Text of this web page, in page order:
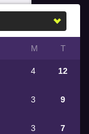
М Т
4 12
3 9
3 7